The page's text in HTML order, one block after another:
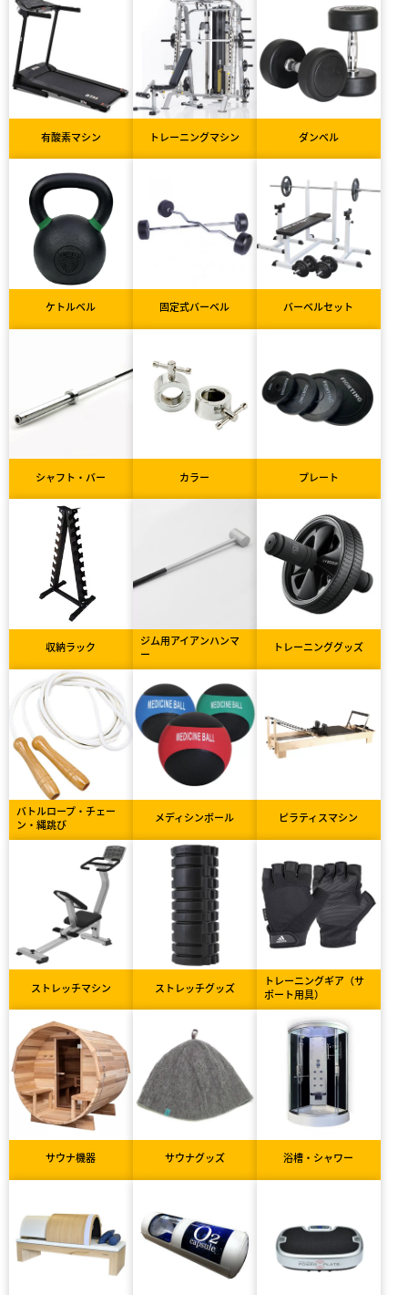
有酸素マシン トレーニングマシン ダンベル
ケトルベル 固定式バーベル バーベルセット
シャフト・バー カラー プレート
収納ラック
ジム用アイアンハンマ
ー
トレーニンググッズ
バトルロープ・チェー
ン・縄跳び
メディシンボール ピラティスマシン
ストレッチマシン ストレッチグッズ
トレーニングギア（サ
ポート用具）
サウナ機器 サウナグッズ 浴槽・シャワー